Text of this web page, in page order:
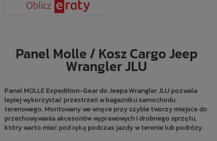
Panel Molle / Kosz Cargo Jeep
Wrangler JLU
Panel MOLLE Expedition-Gear do Jeepa Wrangler JLU pozwala
lepiej wykorzystać przestrzeń w bagażniku samochodu
terenowego. Montowany we wnęce przy szybie tworzy miejsce do
przechowywania akcesoriów wyprawowych i drobnego sprzętu,
który warto mieć pod ręką podczas jazdy w terenie lub podróży.